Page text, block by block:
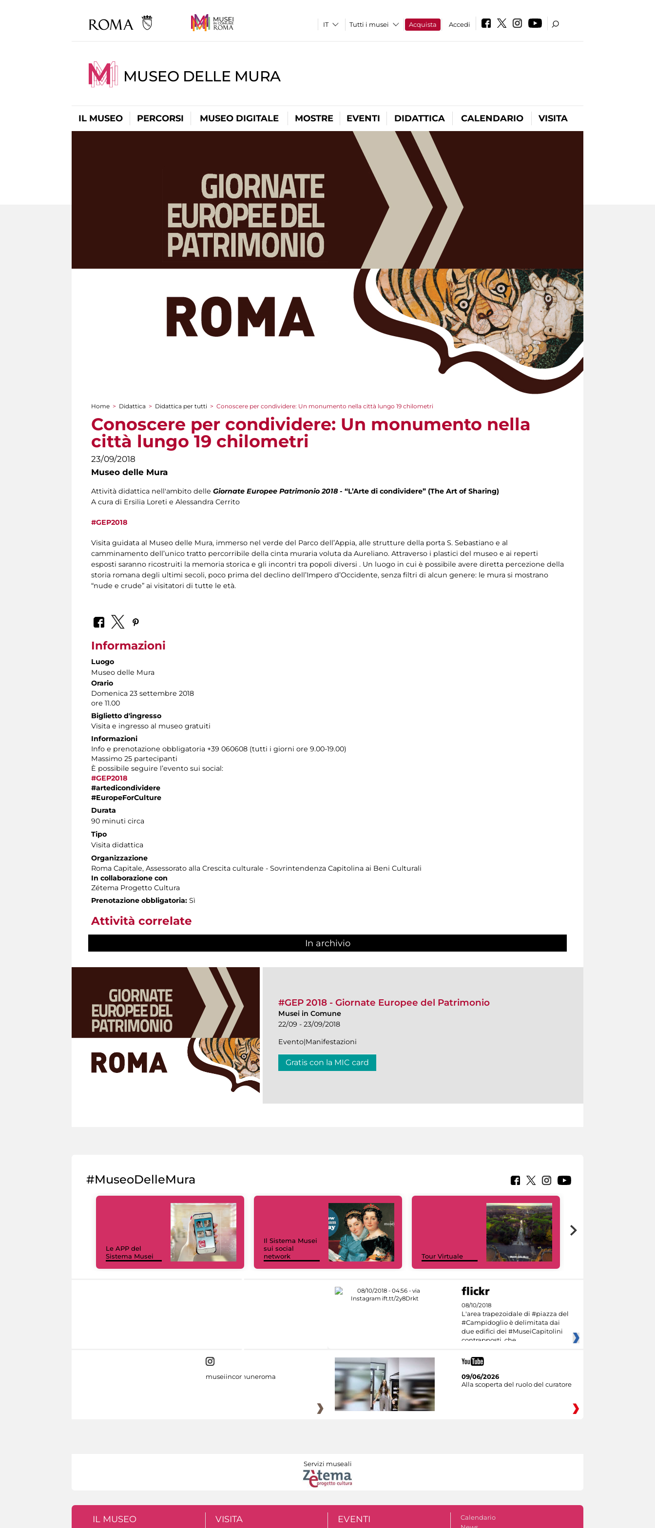
Tutti i musei Acquista Accedi
MUSEO DELLE MURA
IL MUSEO PERCORSI MUSEO DIGITALE MOSTRE EVENTI DIDATTICA CALENDARIO VISITA
Tu sei qui
Home > Didattica > Didattica per tutti > Conoscere per condividere: Un monumento nella città lungo 19 chilometri
Conoscere per condividere: Un monumento nella
città lungo 19 chilometri
23/09/2018
Museo delle Mura
Attività didattica nell'ambito delle Giornate Europee Patrimonio 2018 - “L’Arte di condividere” (The Art of Sharing)
A cura di Ersilia Loreti e Alessandra Cerrito
#GEP2018
Visita guidata al Museo delle Mura, immerso nel verde del Parco dell’Appia, alle strutture della porta S. Sebastiano e al
camminamento dell’unico tratto percorribile della cinta muraria voluta da Aureliano. Attraverso i plastici del museo e ai reperti
esposti saranno ricostruiti la memoria storica e gli incontri tra popoli diversi . Un luogo in cui è possibile avere diretta percezione della
storia romana degli ultimi secoli, poco prima del declino dell’Impero d’Occidente, senza filtri di alcun genere: le mura si mostrano
“nude e crude” ai visitatori di tutte le età.
Informazioni
Luogo
Museo delle Mura
Orario
Domenica 23 settembre 2018
ore 11.00
Biglietto d'ingresso
Visita e ingresso al museo gratuiti
Informazioni
Info e prenotazione obbligatoria +39 060608 (tutti i giorni ore 9.00-19.00)
Massimo 25 partecipanti
È possibile seguire l’evento sui social:
#GEP2018
#artedicondividere
#EuropeForCulture
Durata
90 minuti circa
Tipo
Visita didattica
Organizzazione
Roma Capitale, Assessorato alla Crescita culturale - Sovrintendenza Capitolina ai Beni Culturali
In collaborazione con
Zétema Progetto Cultura
Prenotazione obbligatoria: Sì
Attività correlate
In archivio
#GEP 2018 - Giornate Europee del Patrimonio
Musei in Comune
22/09 - 23/09/2018
Evento|Manifestazioni
Gratis con la MIC card
#MuseoDelleMura
Le APP del
Sistema Musei
Il Sistema Musei
sui social
network
Tour Virtuale
08/10/2018
L'area trapezoidale di #piazza del
#Campidoglio è delimitata dai
due edifici dei #MuseiCapitolini
contrapposti, che
museiincomuneroma
09/06/2026
Alla scoperta del ruolo del curatore
Servizi museali
IL MUSEO VISITA EVENTI
Calendario